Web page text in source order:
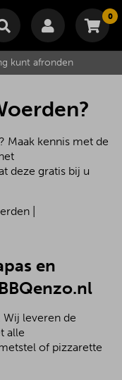
0
leeg.
€
Bestellen
kunt afronden
Maak kennis met de
deze gratis bij u
en
leveren de
alle
of pizzarette